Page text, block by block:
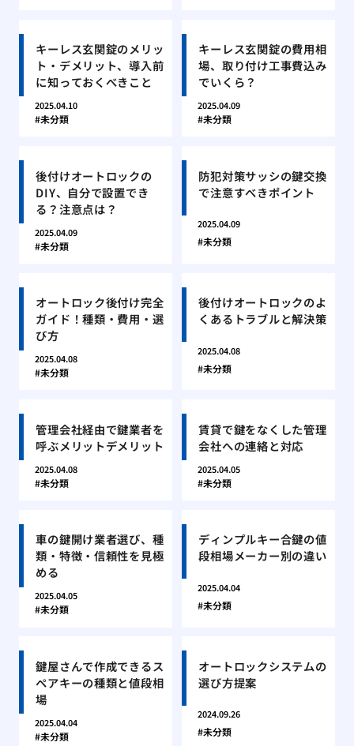
キーレス玄関錠のメリッ
ト・デメリット、導入前
に知っておくべきこと
2025.04.10
未分類
キーレス玄関錠の費用相
場、取り付け工事費込み
でいくら？
2025.04.09
未分類
後付けオートロックの
DIY、自分で設置でき
る？注意点は？
2025.04.09
未分類
防犯対策サッシの鍵交換
で注意すべきポイント
2025.04.09
未分類
オートロック後付け完全
ガイド！種類・費用・選
び方
2025.04.08
未分類
後付けオートロックのよ
くあるトラブルと解決策
2025.04.08
未分類
管理会社経由で鍵業者を
呼ぶメリットデメリット
2025.04.08
未分類
賃貸で鍵をなくした管理
会社への連絡と対応
2025.04.05
未分類
車の鍵開け業者選び、種
類・特徴・信頼性を見極
める
2025.04.05
未分類
ディンプルキー合鍵の値
段相場メーカー別の違い
2025.04.04
未分類
鍵屋さんで作成できるス
ペアキーの種類と値段相
場
2025.04.04
未分類
オートロックシステムの
選び方提案
2024.09.26
未分類